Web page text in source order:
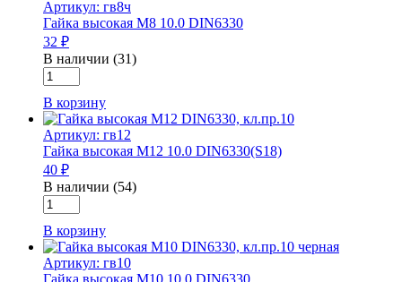
М24
10.0
DIN6330
Артикул: гв8ч
Гайка высокая М8 10.0 DIN6330
32 ₽
В наличии (31)
Количество
товара
Гайка
высокая
М8
10.0
DIN6330
В корзину
Артикул: гв12
Гайка высокая М12 10.0 DIN6330(S18)
40 ₽
В наличии (54)
Количество
товара
Гайка
высокая
М12
В корзину
Артикул: гв10
Гайка высокая М10 10.0 DIN6330